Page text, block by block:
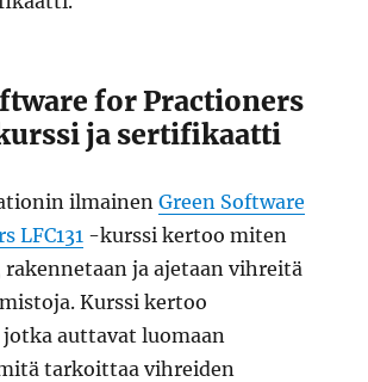
for Practioners
ja sertifikaatti
ilmainenGreen Software
LFC131 -kurssi kertoo miten
ja ajetaan vihreitä
Kurssi kertoo
auttavat luomaan
tarkoittaa vihreiden